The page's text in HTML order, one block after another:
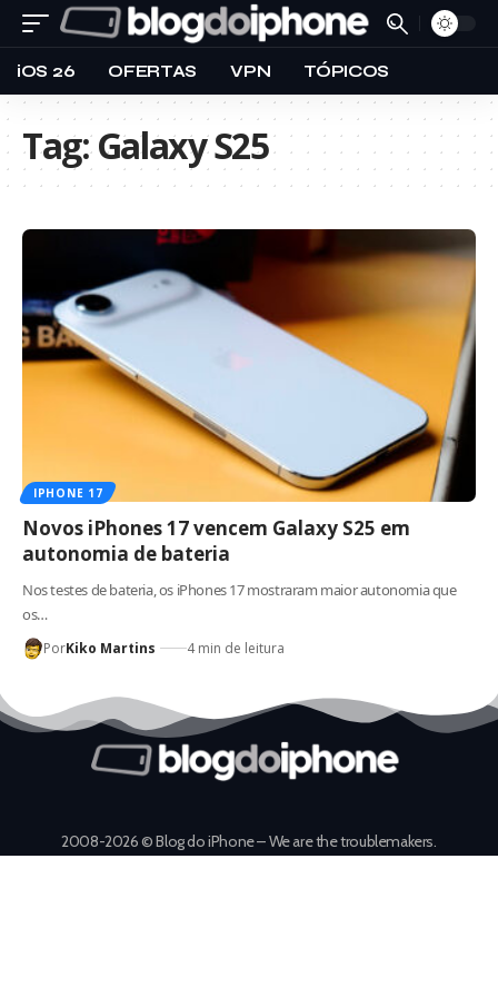
iOS 26 OFERTAS VPN TÓPICOS
Tag:Galaxy S25
IPHONE 17
Novos iPhones 17 vencem Galaxy S25 em
autonomia de bateria
Nos testes de bateria, os iPhones 17 mostraram maior autonomia que
os…
PorKiko Martins 4 min de leitura
2008-2026 © Blog do iPhone – We are the troublemakers.